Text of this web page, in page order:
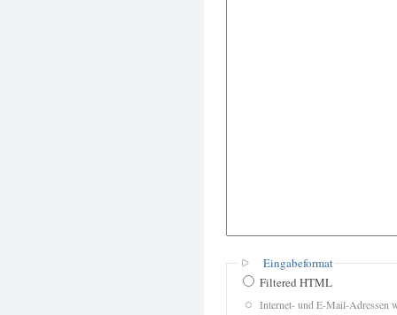
Eingabeformat
Filtered HTML
Internet- und E-Mail-Adressen